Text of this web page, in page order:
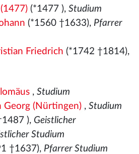
(*1477 ), Studium
(*1560 †1633), Pfarrer
Friedrich (*1742 †1814),
, Studium
Georg (Nürtingen), Studium
), Geistlicher
Studium
†1637), Pfarrer Studium